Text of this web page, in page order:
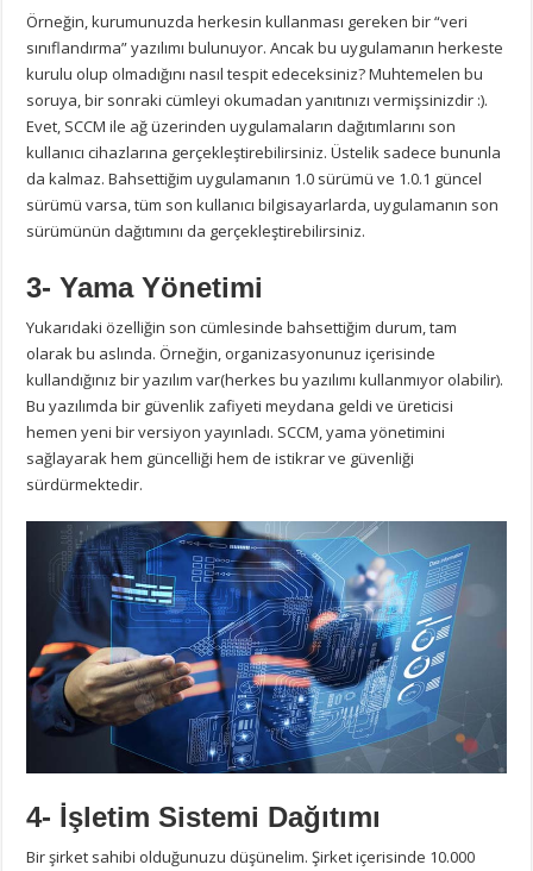
Örneğin, kurumunuzda herkesin kullanması gereken bir “veri
sınıflandırma” yazılımı bulunuyor. Ancak bu uygulamanın herkeste
kurulu olup olmadığını nasıl tespit edeceksiniz? Muhtemelen bu
soruya, bir sonraki cümleyi okumadan yanıtınızı vermişsinizdir :).
Evet, SCCM ile ağ üzerinden uygulamaların dağıtımlarını son
kullanıcı cihazlarına gerçekleştirebilirsiniz. Üstelik sadece bununla
da kalmaz. Bahsettiğim uygulamanın 1.0 sürümü ve 1.0.1 güncel
sürümü varsa, tüm son kullanıcı bilgisayarlarda, uygulamanın son
sürümünün dağıtımını da gerçekleştirebilirsiniz.
3- Yama Yönetimi
Yukarıdaki özelliğin son cümlesinde bahsettiğim durum, tam
olarak bu aslında. Örneğin, organizasyonunuz içerisinde
kullandığınız bir yazılım var(herkes bu yazılımı kullanmıyor olabilir).
Bu yazılımda bir güvenlik zafiyeti meydana geldi ve üreticisi
hemen yeni bir versiyon yayınladı. SCCM, yama yönetimini
sağlayarak hem güncelliği hem de istikrar ve güvenliği
sürdürmektedir.
4- İşletim Sistemi Dağıtımı
Bir şirket sahibi olduğunuzu düşünelim. Şirket içerisinde 10.000